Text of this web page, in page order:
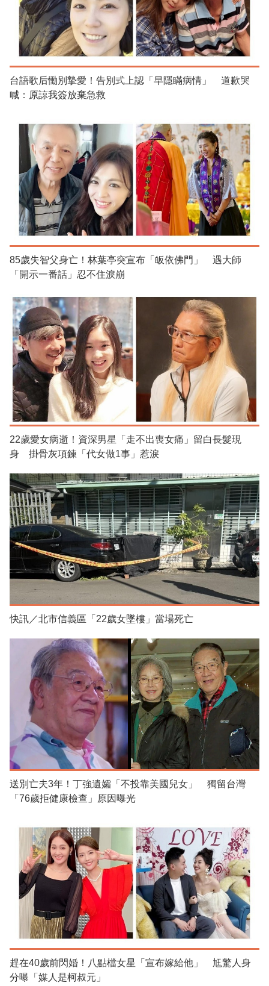
台語歌后慟別摯愛！告別式上認「早隱瞞病情」 道歉哭
喊：原諒我簽放棄急救
85歲失智父身亡！林葉亭突宣布「皈依佛門」 遇大師
「開示一番話」忍不住淚崩
22歲愛女病逝！資深男星「走不出喪女痛」留白長髮現
身 掛骨灰項鍊「代女做1事」惹淚
快訊／北市信義區「22歲女墜樓」當場死亡
送別亡夫3年！丁強遺孀「不投靠美國兒女」 獨留台灣
「76歲拒健康檢查」原因曝光
趕在40歲前閃婚！八點檔女星「宣布嫁給他」 尪驚人身
分曝「媒人是柯叔元」